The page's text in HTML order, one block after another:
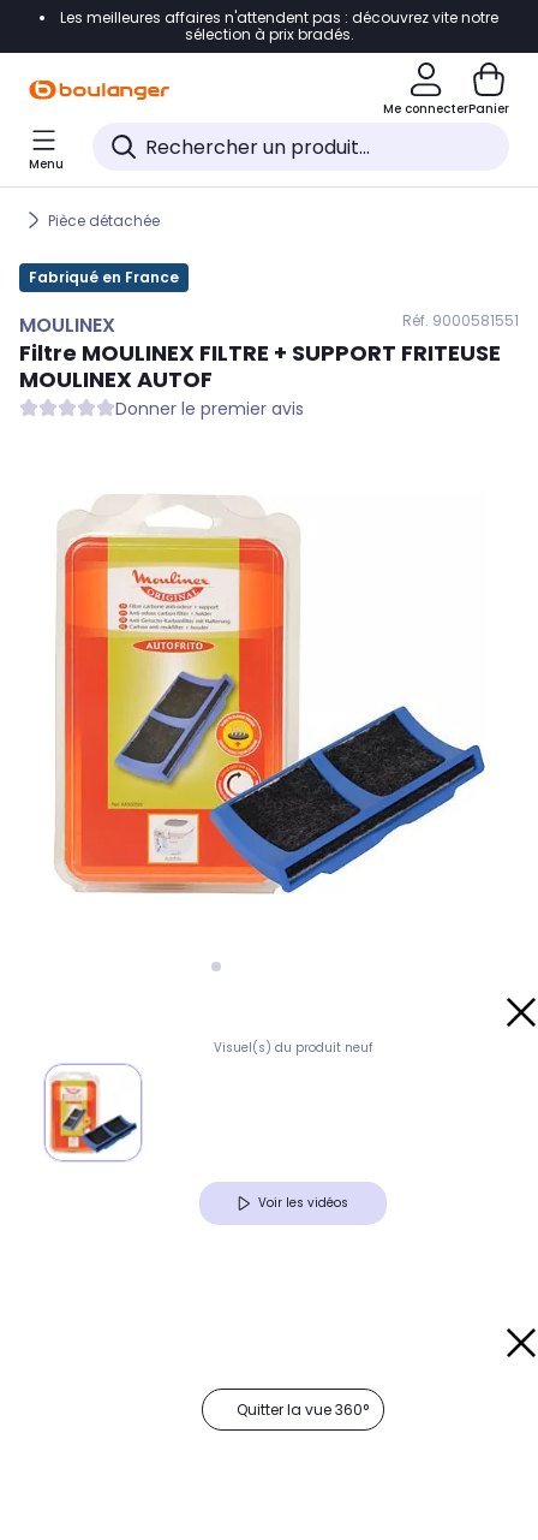
Accéder directement à la navigation
Accéder directement au pied de page
Accéder directement au chatbot
Les meilleures affaires n'attendent pas : découvrez vite notre
sélection à prix bradés.
Me connecterPanier
Menu
Pièce détachée
Fabriqué en France
MOULINEX Réf. 9000581551
Filtre MOULINEX FILTRE + SUPPORT FRITEUSE
MOULINEX AUTOF
Donner le premier avis
Visuel(s) du produit neuf
Voir les vidéos
Quitter la vue 360°